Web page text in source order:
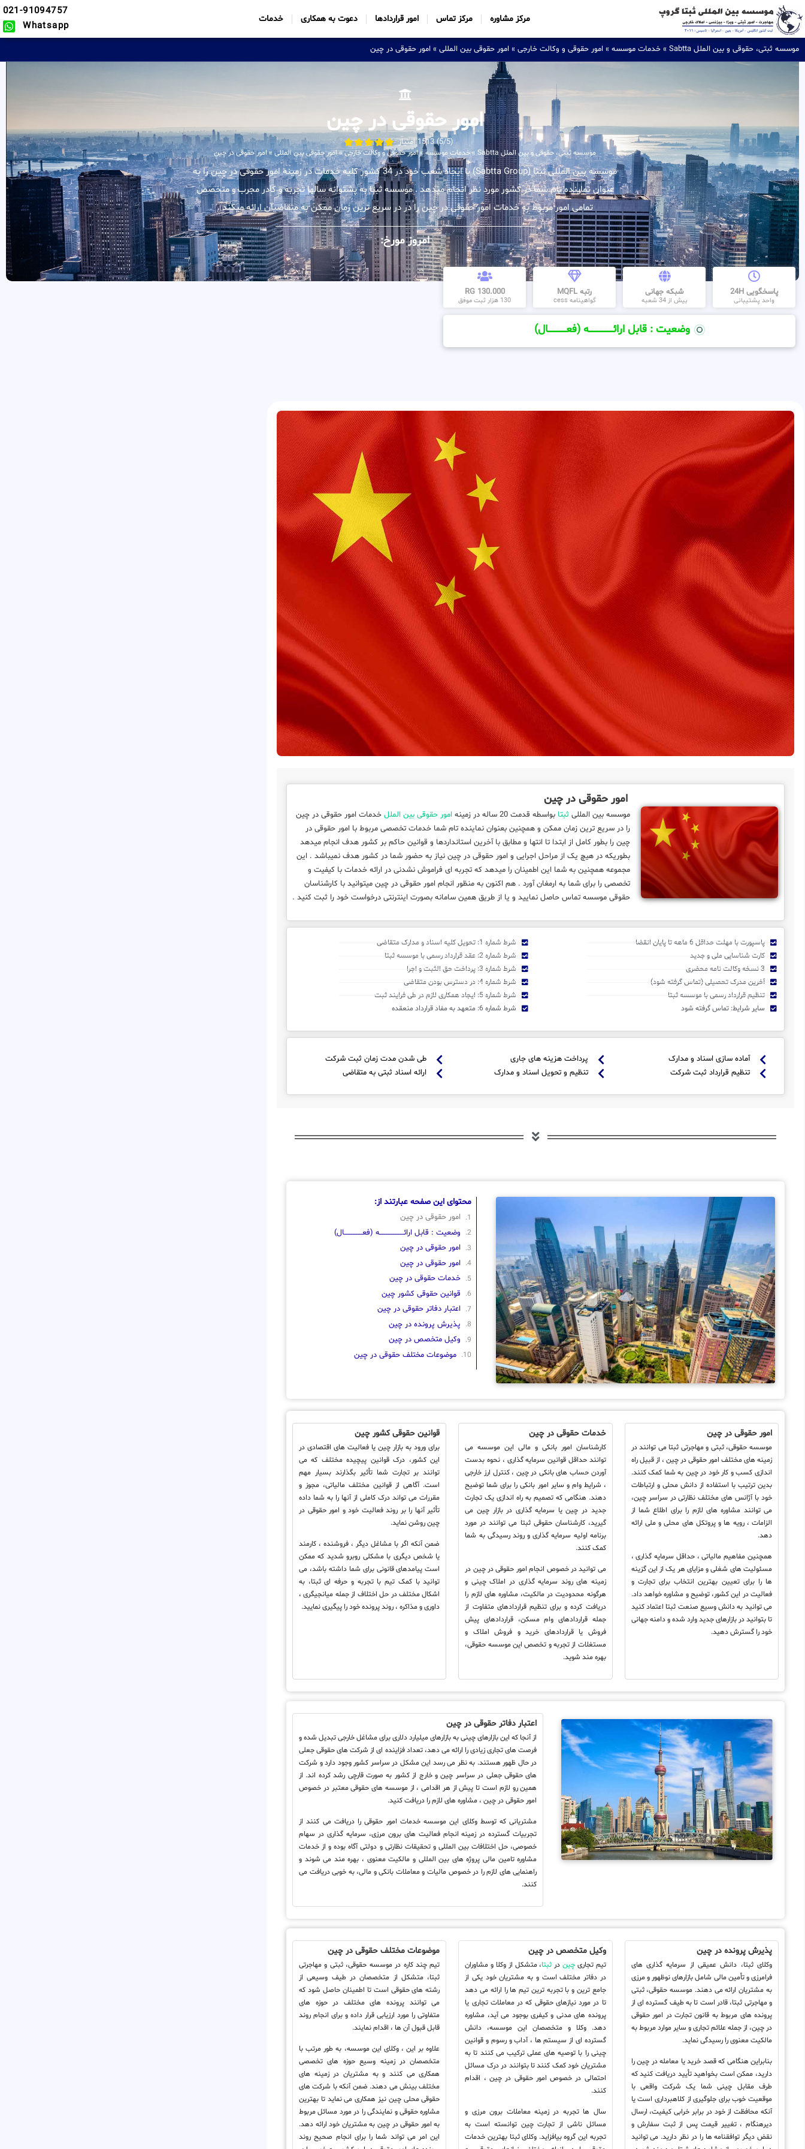
مرکز مشاوره مرکز تماس امور قراردادها دعوت به همکاری خدمات
021-91094757
Whatsapp
موسسه ثبتی، حقوقی و بین الملل Sabtta » خدمات موسسه » امور حقوقی و وکالت خارجی » امور حقوقی بین المللی » امور حقوقی در چین
امور حقوقی در چین
(5/5) 1513 امتیاز
موسسه ثبتی، حقوقی و بین الملل Sabtta »خدمات موسسه»امور حقوقی و وکالت خارجی»امور حقوقی بین المللی»امور حقوقی در چین
موسسه بین المللی ثبتا (Sabtta Group) با ایجاد شعب خود در 34 کشور کلیه خدمات در زمینه امور حقوقی در چین را به
عنوان نماینده تام شما در کشور مورد نظر انجام میدهد . موسسه ثبتا به پشتوانه سالها تجربه و کادر مجرب و متخصص
تمامی امور مربوط به خدمات امور حقوقی در چین را در در سریع ترین زمان ممکن به متقاضیان ارائه میکند .
امروز مورخ:
پاسخگویی 24H
واحد پشتیبانی
شبکه جهانی
بیش از 34 شعبه
رتبه MQFL
گواهینامه cess
130.000 RG
130 هزار ثبت موفق
وضعیت : قابل ارائــــــــــــــــــــه (فعـــــــــــــــال)
امور حقوقی در چین
موسسه بین المللی ثبتا بواسطه قدمت 20 ساله در زمینه امور حقوقی بین الملل خدمات امور حقوقی در چین
را در سریع ترین زمان ممکن و همچنین بعنوان نماینده تام شما خدمات تخصصی مربوط با امور حقوقی در
چین را بطور کامل از ابتدا تا انتها و مطابق با آخرین استانداردها و قوانین حاکم بر کشور هدف انجام میدهد
بطوریکه در هیچ یک از مراحل اجرایی و امور حقوقی در چین نیاز به حضور شما در کشور هدف نمیباشد . این
مجموعه همچنین به شما این اطمینان را میدهد که تجربه ای فراموش نشدنی در ارائه خدمات با کیفیت و
تخصصی را برای شما به ارمغان آورد . هم اکنون به منظور انجام امور حقوقی در چین میتوانید با کارشناسان
حقوقی موسسه تماس حاصل نمایید و یا از طریق همین سامانه بصورت اینترنتی درخواست خود را ثبت کنید .
پاسپورت با مهلت حداقل 6 ماهه تا پایان انقضا
کارت شناسایی ملی و جدید
3 نسخه وکالت نامه محضری
آخرین مدرک تحصیلی (تماس گرفته شود)
تنظیم قرارداد رسمی با موسسه ثبتا
سایر شرایط: تماس گرفته شود
شرط شماره 1: تحویل کلیه اسناد و مدارک متقاضی
شرط شماره 2: عقد قرارداد رسمی با موسسه ثبتا
شرط شماره 3: پرداخت حق الثبت و اجرا
شرط شماره 4: در دسترس بودن متقاضی
شرط شماره 5: ایجاد همکاری لازم در طی فرایند ثبت
شرط شماره 6: متعهد به مفاد قرارداد منعقده
آماده سازی اسناد و مدارک
تنظیم قرارداد ثبت شرکت
پرداخت هزینه های جاری
تنظیم و تحویل اسناد و مدارک
طی شدن مدت زمان ثبت شرکت
ارائه اسناد ثبتی به متقاضی
محتوای این صفحه عبارتند از:
امور حقوقی در چین
وضعیت : قابل ارائــــــــــــــــــــه (فعـــــــــــــــال)
امور حقوقی در چین
امور حقوقی در چین
خدمات حقوقی در چین
قوانین حقوقی کشور چین
اعتبار دفاتر حقوقی در چین
پذیرش پرونده در چین
وکیل متخصص در چین
موضوعات مختلف حقوقی در چین
امور حقوقی در چین
موسسه حقوقی، ثبتی و مهاجرتی ثبتا می توانند در
زمینه های مختلف امور حقوقی در چین ، از قبیل راه
اندازی کسب و کار خود در چین به شما کمک کنند.
بدین ترتیب با استفاده از دانش محلی و ارتباطات
خود با آژانس های مختلف نظارتی در سراسر چین،
می توانند مشاوره های لازم را برای اطلاع شما از
الزامات ، رویه ها و پروتکل های محلی و ملی ارائه
دهد.
همچنین مفاهیم مالیاتی ، حداقل سرمایه گذاری ،
مسئولیت های شغلی و مزایای هر یک از این گزینه
ها را برای تعیین بهترین انتخاب برای تجارت و
فعالیت در این کشور، توضیح و مشاوره خواهد داد.
می توانید به دانش وسیع صنعت ثبتا اعتماد کنید
تا بتوانید در بازارهای جدید وارد شده و دامنه جهانی
خود را گسترش دهید.
خدمات حقوقی در چین
کارشناسان امور بانکی و مالی این موسسه می
توانند حداقل قوانین سرمایه گذاری ، نحوه بدست
آوردن حساب های بانکی در چین ، کنترل ارز خارجی
، شرایط وام و سایر امور بانکی را برای شما توضیح
دهند. هنگامی که تصمیم به راه اندازی یک تجارت
جدید در چین یا سرمایه گذاری در بازار چین می
گیرید، کارشناسان حقوقی ثبتا می توانند در مورد
برنامه اولیه سرمایه گذاری و روند رسیدگی به شما
کمک کنند.
می توانید در خصوص انجام امور حقوقی در چین در
زمینه های روند سرمایه گذاری در املاک چینی و
هرگونه محدودیت در مالکیت، مشاوره های لازم را
دریافت کرده و برای تنظیم قراردادهای متفاوت از
جمله قراردادهای وام مسکن، قراردادهای پیش
فروش یا قراردادهای خرید و فروش املاک و
مستغلات از تجربه و تخصص این موسسه حقوقی،
بهره مند شوید.
قوانین حقوقی کشور چین
برای ورود به بازار چین یا فعالیت های اقتصادی در
این کشور، درک قوانین پیچیده مختلف که می
توانند بر تجارت شما تأثیر بگذارند بسیار مهم
است. آگاهی از قوانین مختلف مالیاتی، مجوز و
مقررات می تواند درک کاملی از آنها را به شما داده
تأثیر آنها را بر روند فعالیت خود و امور حقوقی در
چین روشن نماید.
ضمن آنکه اگر با مشاغل دیگر ، فروشنده ، کارمند
یا شخص دیگری با مشکلی روبرو شدید که ممکن
است پیامدهای قانونی برای شما داشته باشد، می
توانید با کمک تیم با تجربه و حرفه ای ثبتا، به
اشکال مختلف در حل اختلاف از جمله میانجیگری ،
داوری و مذاکره ، روند پرونده خود را پیگیری نمایید.
اعتبار دفاتر حقوقی در چین
از آنجا که این بازارهای چینی به بازارهای میلیارد دلاری برای مشاغل خارجی تبدیل شده و
فرصت های تجاری زیادی را ارائه می دهد، تعداد فزاینده ای از شرکت های حقوقی جعلی
در حال ظهور هستند. به نظر می رسد این مشکل در سراسر کشور وجود دارد و شرکت
های حقوقی جعلی در سراسر چین و خارج از کشور به صورت قارچی رشد کرده اند. از
همین رو لازم است تا پیش از هر اقدامی ، از موسسه های حقوقی معتبر در خصوص
امور حقوقی در چین ، مشاوره های لازم را دریافت کنید.
مشتریانی که توسط وکلای این موسسه خدمات امور حقوقی را دریافت می کنند از
تجربیات گسترده در زمینه انجام فعالیت های برون مرزی، سرمایه گذاری در سهام
خصوصی، حل اختلافات بین المللی و تحقیقات نظارتی و دولتی آگاه بوده و از خدمات
مشاوره تامین مالی پروژه های بین المللی و مالکیت معنوی ، بهره مند می شوند و
راهنمایی های لازم را در خصوص مالیات و معاملات بانکی و مالی، به خوبی دریافت می
کنند.
پذیرش پرونده در چین
وکلای ثبتا، دانش عمیقی از سرمایه گذاری های
فرامرزی و تأمین مالی شامل بازارهای نوظهور و مرزی
به مشتریان ارائه می دهند. موسسه حقوقی، ثبتی
و مهاجرتی ثبتا، قادر است تا به طیف گسترده ای از
پرونده های مربوط به قانون تجارت در امور حقوقی
در چین، از جمله علائم تجاری و سایر موارد مربوط به
مالکیت معنوی را رسیدگی نماید.
بنابراین هنگامی که قصد خرید یا معامله در چین را
دارید، ممکن است بخواهید تأیید دریافت کنید که
طرف مقابل چینی شما یک شرکت واقعی با
موقعیت خوب برای جلوگیری از کلاهبرداری است یا
آنکه محافظت از خود در برابر خرابی کیفیت، ارسال
دیرهنگام ، تغییر قیمت پس از ثبت سفارش و
نقض دیگر توافقنامه ها را در نظر دارید. می توانید
وکیل متخصص در چین
تیم تجاری چیندر ثبتا، متشکل از وکلا و مشاوران
در دفاتر مختلف است و به مشتریان خود یکی از
جامع ترین و با تجربه ترین تیم ها را ارائه می دهد
تا در مورد نیازهای حقوقی که در معاملات تجاری یا
پرونده های مدنی و کیفری بوجود می آید، مشاوره
دهد. وکلا و متخصصان این موسسه، دانش
گسترده ای از سیستم ها ، آداب و رسوم و قوانین
چینی را با توصیه های عملی ترکیب می کنند تا به
مشتریان خود کمک کنند تا بتوانند در درک مسائل
احتمالی در خصوص امور حقوقی در چین ، اقدام
کنند.
سال ها تجربه در زمینه معاملات برون مرزی و
مسائل ناشی از تجارت چین توانسته است به
تجربه این گروه بیافزاید. وکلای ثبتا بهترین خدمات
موضوعات مختلف حقوقی در چین
تیم چند کاره در موسسه حقوقی، ثبتی و مهاجرتی
ثبتا، متشکل از متخصصان در طیف وسیعی از
رشته های حقوقی است تا اطمینان حاصل شود که
می توانند پرونده های مختلف در حوزه های
متفاوتی را مورد ارزیابی قرار داده و برای انجام روند
قابل قبول آن ها ، اقدام نمایند.
علاوه بر این ، وکلای این موسسه، به طور مرتب با
متخصصان در زمینه وسیع حوزه های تخصصی
همکاری می کنند و به مشتریان در زمینه های
مختلف بینش می دهند. ضمن آنکه با شرکت های
حقوقی محلی چین نیز همکاری می نماید تا بهترین
مشاوره حقوقی و نمایندگی را در مورد مسائل مربوط
به امور حقوقی در چین به مشتریان خود ارائه دهد.
این امر می تواند شما را برای انجام صحیح روند